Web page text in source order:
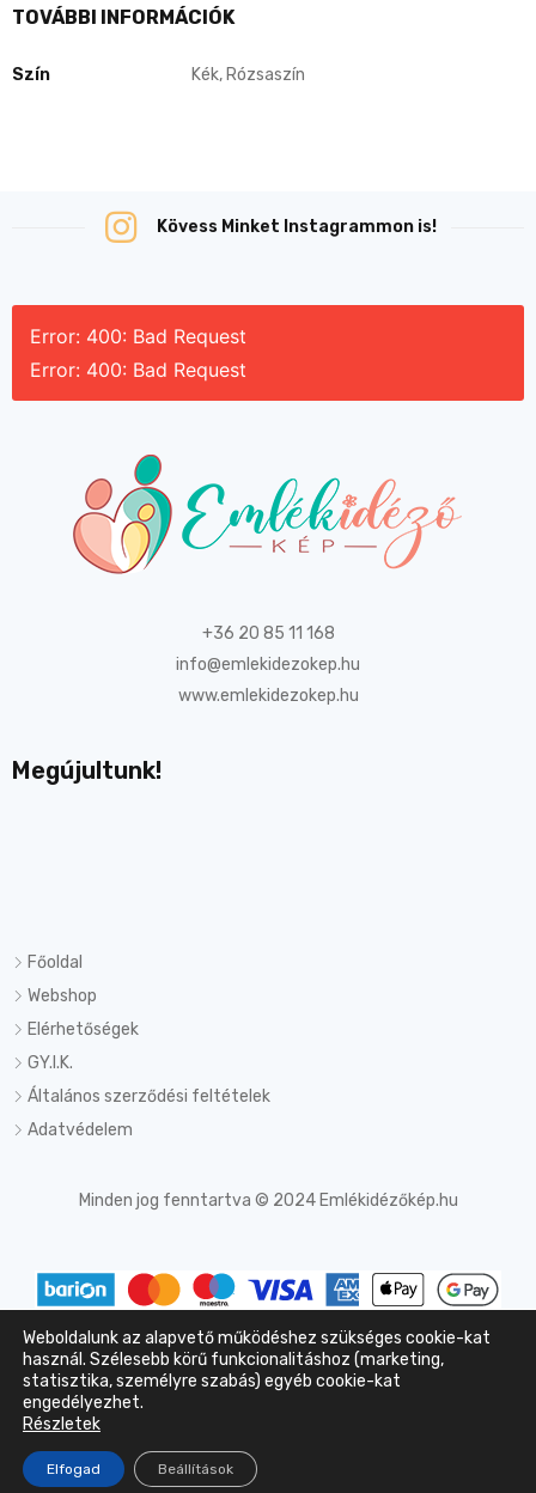
TOVÁBBI INFORMÁCIÓK
Szín Kék, Rózsaszín
Kövess Minket Instagrammon is!
Error: 400: Bad Request
Error: 400: Bad Request
+36 20 85 11 168
info@emlekidezokep.hu
www.emlekidezokep.hu
Megújultunk!
Főoldal
Webshop
Elérhetőségek
GY.I.K.
Általános szerződési feltételek
Adatvédelem
Minden jog fenntartva © 2024 Emlékidézőkép.hu
Az online fizetést a Barion Payment Zrt. biztosítja MNB engedély
száma: H-EN-I-1064/2013
Weboldalunk az alapvető működéshez szükséges cookie-kat
használ. Szélesebb körű funkcionalitáshoz (marketing,
statisztika, személyre szabás) egyéb cookie-kat
engedélyezhet.
Részletek
Elfogad Beállítások